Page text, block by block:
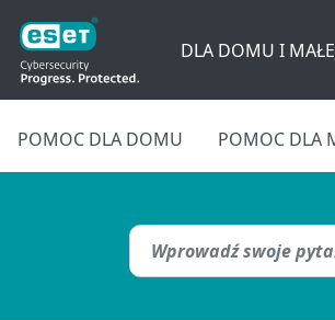
DLA DOMU I
POMOC DLA DOMU POMOC DLA